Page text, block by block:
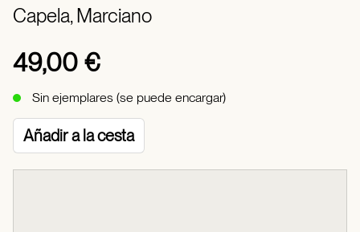
Capela, Marciano
49,00 €
Sin ejemplares (se puede encargar)
Añadir a la cesta